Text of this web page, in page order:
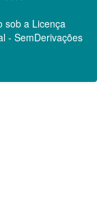
sob a Licença
- SemDerivações